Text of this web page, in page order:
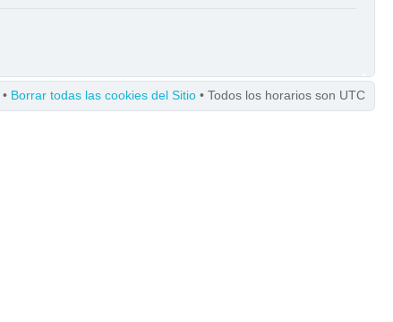
• Borrar todas las cookies del Sitio • Todos los horarios son UTC